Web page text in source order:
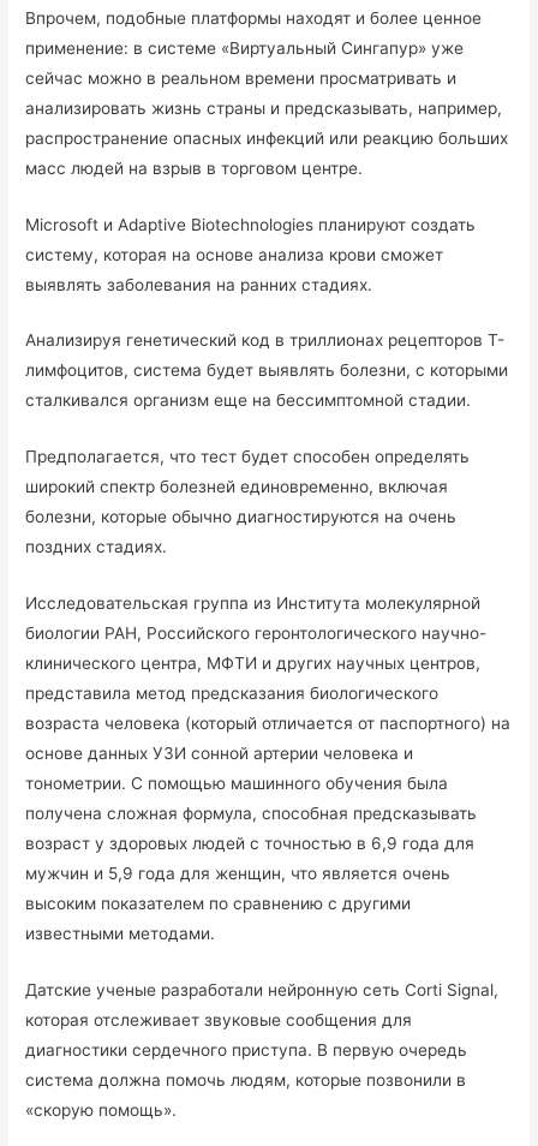
Впрочем, подобные платформы находят и более ценное
применение: в системе «Виртуальный Сингапур» уже
сейчас можно в реальном времени просматривать и
анализировать жизнь страны и предсказывать, например,
распространение опасных инфекций или реакцию больших
масс людей на взрыв в торговом центре.
Microsoft и Adaptive Biotechnologies планируют создать
систему, которая на основе анализа крови сможет
выявлять заболевания на ранних стадиях.
Анализируя генетический код в триллионах рецепторов Т-
лимфоцитов, система будет выявлять болезни, с которыми
сталкивался организм еще на бессимптомной стадии.
Предполагается, что тест будет способен определять
широкий спектр болезней единовременно, включая
болезни, которые обычно диагностируются на очень
поздних стадиях.
Исследовательская группа из Института молекулярной
биологии РАН, Российского геронтологического научно-
клинического центра, МФТИ и других научных центров,
представила метод предсказания биологического
возраста человека (который отличается от паспортного) на
основе данных УЗИ сонной артерии человека и
тонометрии. С помощью машинного обучения была
получена сложная формула, способная предсказывать
возраст у здоровых людей с точностью в 6,9 года для
мужчин и 5,9 года для женщин, что является очень
высоким показателем по сравнению с другими
известными методами.
Датские ученые разработали нейронную сеть Corti Signal,
которая отслеживает звуковые сообщения для
диагностики сердечного приступа. В первую очередь
система должна помочь людям, которые позвонили в
«скорую помощь».